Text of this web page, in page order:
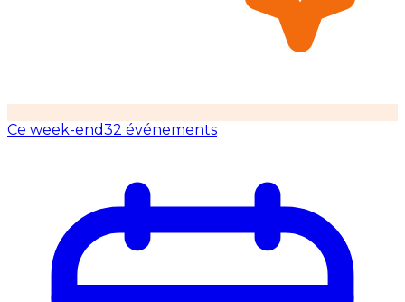
Ce week-end32 événements